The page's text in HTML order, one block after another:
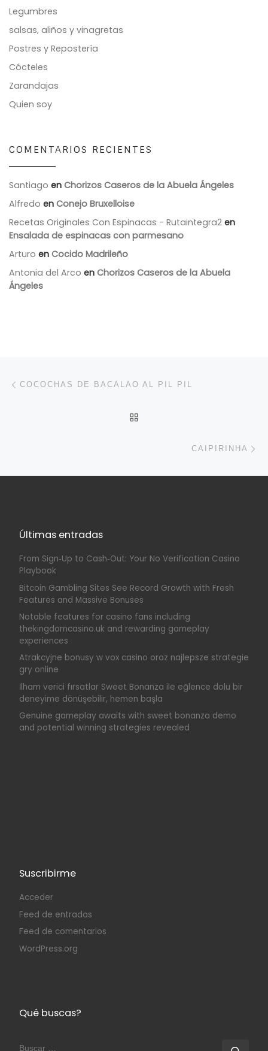
Legumbres
salsas, aliños y vinagretas
Postres y Repostería
Cócteles
Zarandajas
Quien soy
COMENTARIOS RECIENTES
Santiago en Chorizos Caseros de la Abuela Ángeles
Alfredo en Conejo Bruxelloise
Recetas Originales Con Espinacas - Rutaintegra2 en
Ensalada de espinacas con parmesano
Arturo en Cocido Madrileño
Antonia del Arco en Chorizos Caseros de la Abuela
Ángeles
Navegación de entradas
COCOCHAS DE BACALAO AL PIL PIL
CAIPIRINHA
Últimas entradas
From Sign‑Up to Cash‑Out: Your No Verification Casino
Playbook
Bitcoin Gambling Sites See Record Growth with Fresh
Features and Massive Bonuses
Notable features for casino fans including
thekingdomcasino.uk and rewarding gameplay
experiences
Atrakcyjne bonusy w vox casino oraz najlepsze strategie
gry online
İlham verici fırsatlar Sweet Bonanza ile eğlence dolu bir
deneyime dönüşebilir, hemen başla
Genuine gameplay awaits with sweet bonanza demo
and potential winning strategies revealed
Suscribirme
Acceder
Feed de entradas
Feed de comentarios
WordPress.org
Qué buscas?
BUSCAR